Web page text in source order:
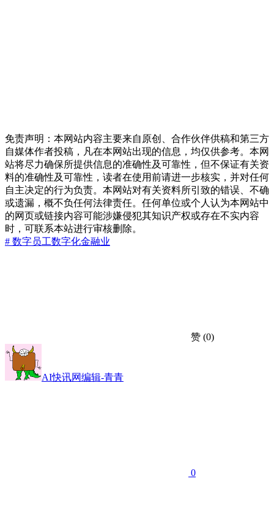
免责声明：本网站内容主要来自原创、合作伙伴供稿和第三方
自媒体作者投稿，凡在本网站出现的信息，均仅供参考。本网
站将尽力确保所提供信息的准确性及可靠性，但不保证有关资
料的准确性及可靠性，读者在使用前请进一步核实，并对任何
自主决定的行为负责。本网站对有关资料所引致的错误、不确
或遗漏，概不负任何法律责任。任何单位或个人认为本网站中
的网页或链接内容可能涉嫌侵犯其知识产权或存在不实内容
时，可联系本站进行审核删除。
# 数字员工数字化金融业
赞 (0)
AI快讯网编辑-青青
0